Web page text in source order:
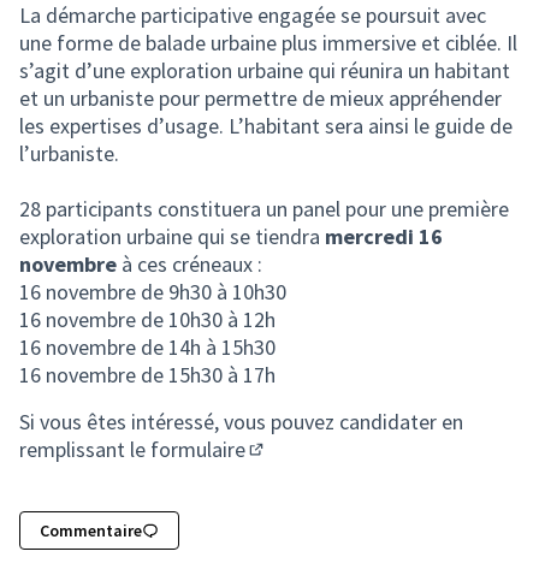
La démarche participative engagée se poursuit avec
une forme de balade urbaine plus immersive et ciblée. Il
s’agit d’une exploration urbaine qui réunira un habitant
et un urbaniste pour permettre de mieux appréhender
les expertises d’usage. L’habitant sera ainsi le guide de
l’urbaniste.
28 participants constituera un panel pour une première
exploration urbaine qui se tiendra mercredi 16
novembre à ces créneaux :
16 novembre de 9h30 à 10h30
16 novembre de 10h30 à 12h
16 novembre de 14h à 15h30
16 novembre de 15h30 à 17h
Si vous êtes intéressé, vous pouvez candidater en
remplissant le formulaire
Commentaire